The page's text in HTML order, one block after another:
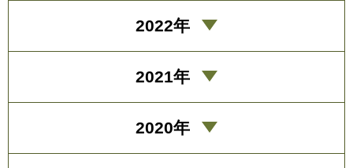
2022年
2021年
2020年